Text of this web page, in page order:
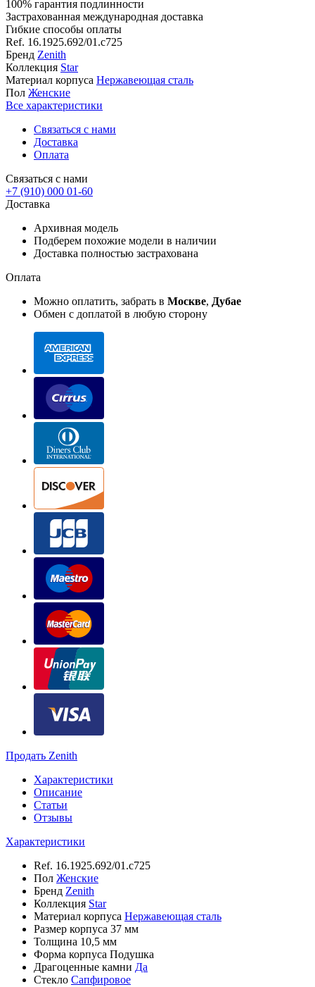
100% гарантия подлинности
Застрахованная международная доставка
Гибкие способы оплаты
Ref. 16.1925.692/01.c725
Бренд Zenith
Коллекция Star
Материал корпуса Нержавеющая сталь
Пол Женские
Все характеристики
Связаться с нами
Доставка
Оплата
Связаться с нами
+7 (910) 000 01-60
Доставка
Архивная модель
Подберем похожие модели в наличии
Доставка полностью застрахована
Оплата
Можно оплатить, забрать в Москве, Дубае
Обмен с доплатой в любую сторону
Продать Zenith
Характеристики
Описание
Статьи
Отзывы
Характеристики
Ref. 16.1925.692/01.c725
Пол Женские
Бренд Zenith
Коллекция Star
Материал корпуса Нержавеющая сталь
Размер корпуса 37 мм
Толщина 10,5 мм
Форма корпуса Подушка
Драгоценные камни Да
Стекло Сапфировое